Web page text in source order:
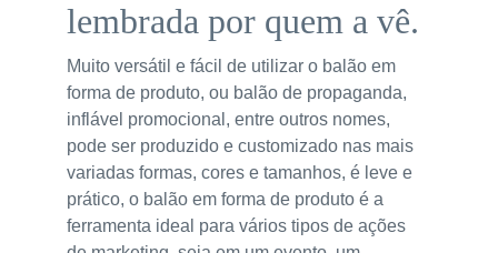
lembrada por quem a vê.
Muito versátil e fácil de utilizar o balão em
forma de produto, ou balão de propaganda,
inflável promocional, entre outros nomes,
pode ser produzido e customizado nas mais
variadas formas, cores e tamanhos, é leve e
prático, o balão em forma de produto é a
ferramenta ideal para vários tipos de ações